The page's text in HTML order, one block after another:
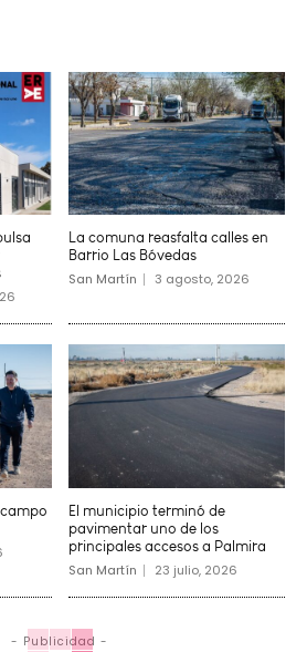
La comuna reasfalta calles en
Barrio Las Bóvedas
San Martín 3 agosto, 2026
El municipio terminó de
pavimentar uno de los
principales accesos a Palmira
San Martín 23 julio, 2026
- Publicidad -